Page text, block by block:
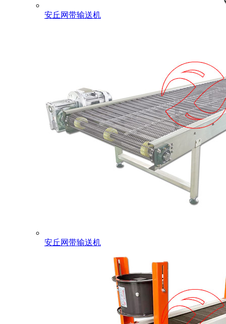
安丘网带输送机
安丘网带输送机